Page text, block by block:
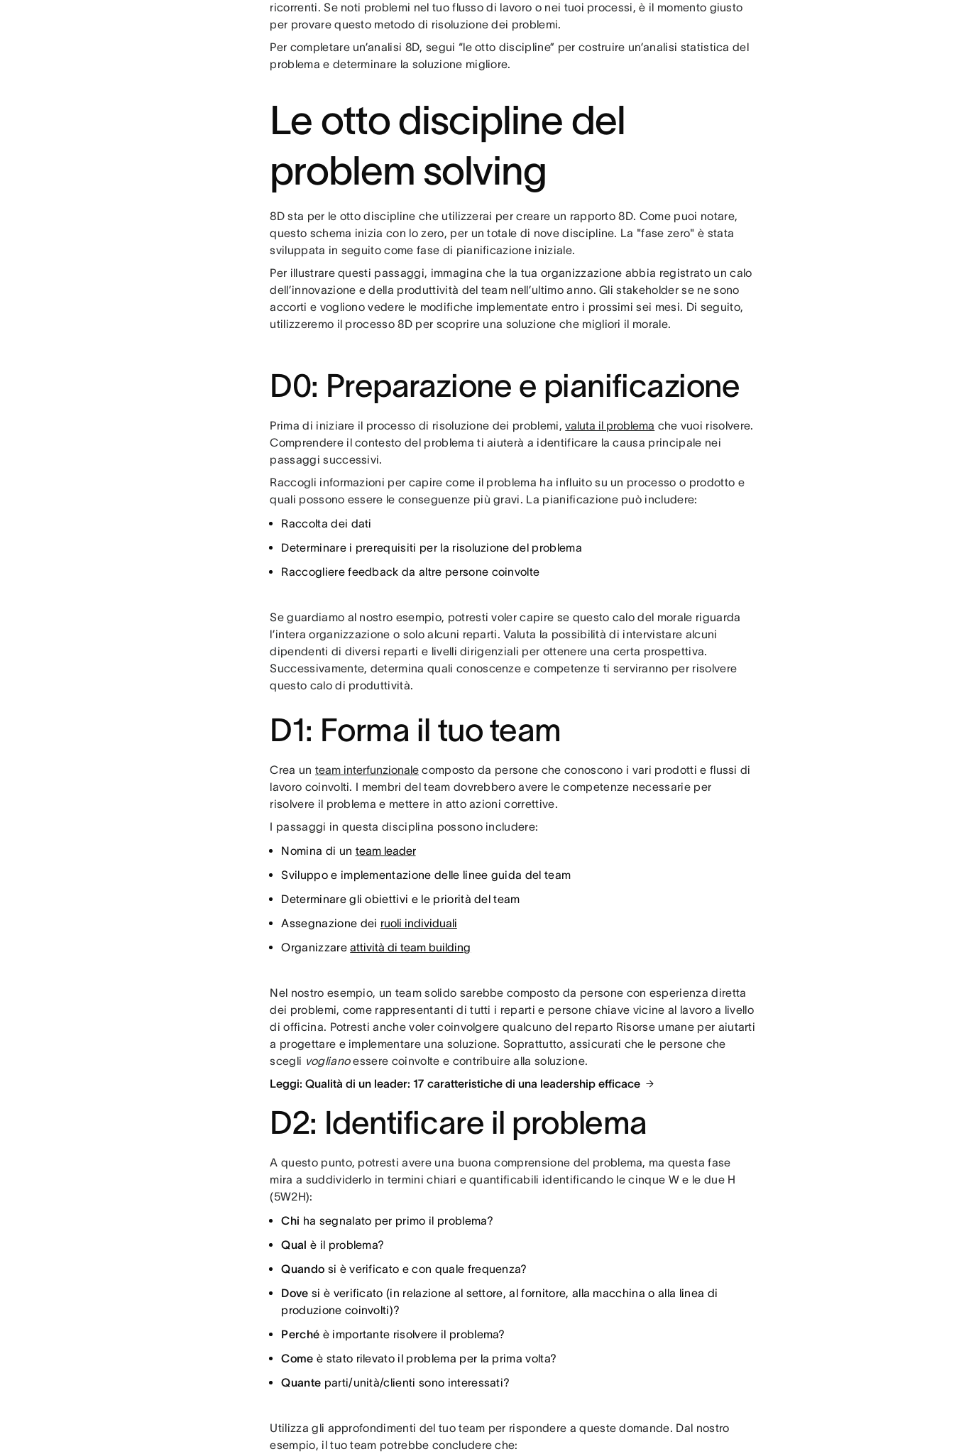
ricorrenti. Se noti problemi nel tuo flusso di lavoro o nei tuoi processi, è il momento giusto
per provare questo metodo di risoluzione dei problemi.
Per completare un’analisi 8D, segui “le otto discipline” per costruire un’analisi statistica del
problema e determinare la soluzione migliore.
Le otto discipline del
problem solving
8D sta per le otto discipline che utilizzerai per creare un rapporto 8D. Come puoi notare,
questo schema inizia con lo zero, per un totale di nove discipline. La "fase zero" è stata
sviluppata in seguito come fase di pianificazione iniziale.
Per illustrare questi passaggi, immagina che la tua organizzazione abbia registrato un calo
dell’innovazione e della produttività del team nell’ultimo anno. Gli stakeholder se ne sono
accorti e vogliono vedere le modifiche implementate entro i prossimi sei mesi. Di seguito,
utilizzeremo il processo 8D per scoprire una soluzione che migliori il morale.
D0: Preparazione e pianificazione
Prima di iniziare il processo di risoluzione dei problemi,valuta il problema che vuoi risolvere.
Comprendere il contesto del problema ti aiuterà a identificare la causa principale nei
passaggi successivi.
Raccogli informazioni per capire come il problema ha influito su un processo o prodotto e
quali possono essere le conseguenze più gravi. La pianificazione può includere:
Raccolta dei dati
Determinare i prerequisiti per la risoluzione del problema
Raccogliere feedback da altre persone coinvolte
Se guardiamo al nostro esempio, potresti voler capire se questo calo del morale riguarda
l’intera organizzazione o solo alcuni reparti. Valuta la possibilità di intervistare alcuni
dipendenti di diversi reparti e livelli dirigenziali per ottenere una certa prospettiva.
Successivamente, determina quali conoscenze e competenze ti serviranno per risolvere
questo calo di produttività.
D1: Forma il tuo team
Crea un team interfunzionalecomposto da persone che conoscono i vari prodotti e flussi di
lavoro coinvolti. I membri del team dovrebbero avere le competenze necessarie per
risolvere il problema e mettere in atto azioni correttive.
I passaggi in questa disciplina possono includere:
Nomina di un team leader
Sviluppo e implementazione delle linee guida del team
Determinare gli obiettivi e le priorità del team
Assegnazione dei ruoli individuali
Organizzareattività di team building
Nel nostro esempio, un team solido sarebbe composto da persone con esperienza diretta
dei problemi, come rappresentanti di tutti i reparti e persone chiave vicine al lavoro a livello
di officina. Potresti anche voler coinvolgere qualcuno del reparto Risorse umane per aiutarti
a progettare e implementare una soluzione. Soprattutto, assicurati che le persone che
scegli voglianoessere coinvolte e contribuire alla soluzione.
Leggi: Qualità di un leader: 17 caratteristiche di una leadership efficace
D2: Identificare il problema
A questo punto, potresti avere una buona comprensione del problema, ma questa fase
mira a suddividerlo in termini chiari e quantificabili identificando le cinque W e le due H
(5W2H):
Chi ha segnalato per primo il problema?
Qual è il problema?
Quando si è verificato e con quale frequenza?
Dove si è verificato (in relazione al settore, al fornitore, alla macchina o alla linea di
produzione coinvolti)?
Perché è importante risolvere il problema?
Come è stato rilevato il problema per la prima volta?
Quante parti/unità/clienti sono interessati?
Utilizza gli approfondimenti del tuo team per rispondere a queste domande. Dal nostro
esempio, il tuo team potrebbe concludere che: